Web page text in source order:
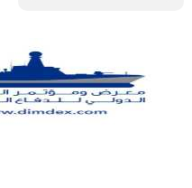
مشاركة
المسيرة